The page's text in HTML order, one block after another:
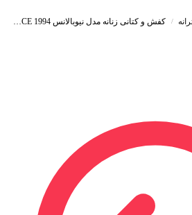
/ کفش و کتانی زنانه مدل نیوبالانس 1994 NEWBALANCE رنگ سفید کرم کد A107